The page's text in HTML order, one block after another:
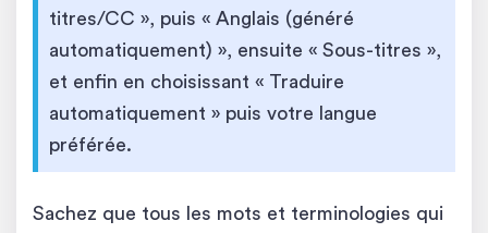
titres/CC », puis « Anglais (généré
automatiquement) », ensuite « Sous-titres »,
et enfin en choisissant « Traduire
automatiquement » puis votre langue
préférée.
Sachez que tous les mots et terminologies qui